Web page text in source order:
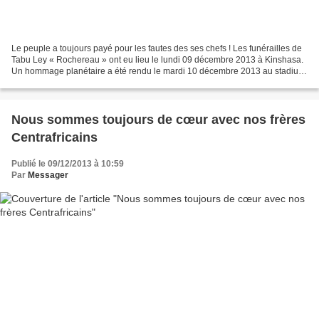
Le peuple a toujours payé pour les fautes des ses chefs ! Les funérailles de
Tabu Ley « Rochereau » ont eu lieu le lundi 09 décembre 2013 à Kinshasa.
Un hommage planétaire a été rendu le mardi 10 décembre 2013 au stadium
Nous sommes toujours de cœur avec nos frères
Centrafricains
Publié le 09/12/2013 à 10:59
Par Messager